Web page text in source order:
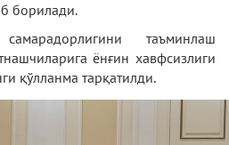
борилади.
таъминлаш
ёнғин хавфсизлиги
қўлланма тарқатилди.